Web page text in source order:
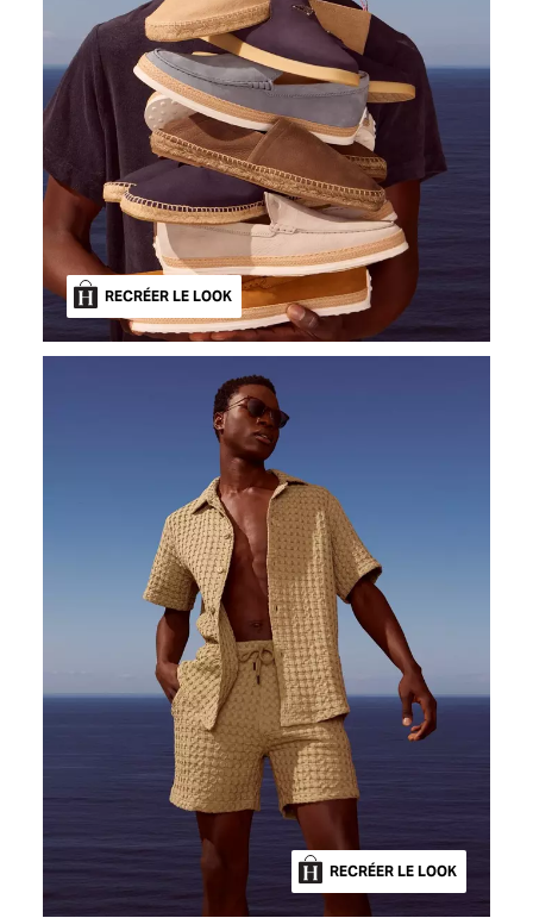
RECRÉER LE LOOK
RECRÉER LE LOOK